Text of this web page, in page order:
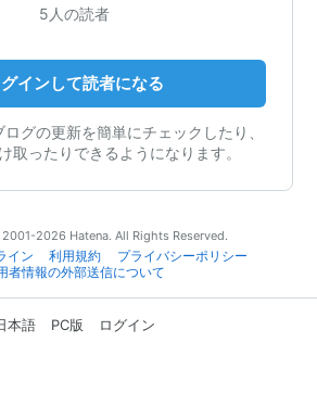
5人の読者
インして読者になる
グの更新を簡単にチェックしたり、
取ったりできるようになります。
2026 Hatena. All Rights Reserved.
イン 利用規約
プライバシーポリシー
者情報の外部送信について
本語 PC版 ログイン